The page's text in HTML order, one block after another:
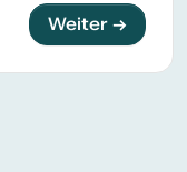
Weiter →